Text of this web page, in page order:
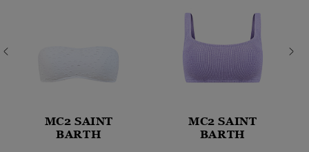
MC2 SAINT
BARTH
MC2 SAINT
BARTH